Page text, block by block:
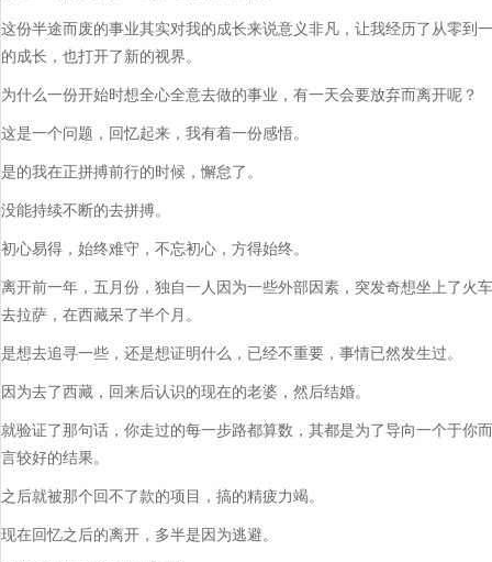
这份半途而废的事业其实对我的成长来说意义非凡，让我经历了从零到一
的成长，也打开了新的视界。
为什么一份开始时想全心全意去做的事业，有一天会要放弃而离开呢？
这是一个问题，回忆起来，我有着一份感悟。
是的我在正拼搏前行的时候，懈怠了。
没能持续不断的去拼搏。
初心易得，始终难守，不忘初心，方得始终。
离开前一年，五月份，独自一人因为一些外部因素，突发奇想坐上了火车
去拉萨，在西藏呆了半个月。
是想去追寻一些，还是想证明什么，已经不重要，事情已然发生过。
因为去了西藏，回来后认识的现在的老婆，然后结婚。
就验证了那句话，你走过的每一步路都算数，其都是为了导向一个于你而
言较好的结果。
之后就被那个回不了款的项目，搞的精疲力竭。
现在回忆之后的离开，多半是因为逃避。